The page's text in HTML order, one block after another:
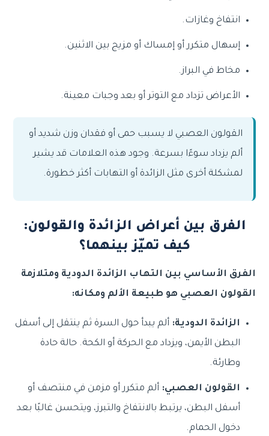
انتفاخ وغازات.
إسهال متكرر أو إمساك أو مزيج بين الاثنين.
مخاط في البراز.
الأعراض تزداد مع التوتر أو بعد وجبات معينة.
القولون العصبي لا يسبب حمى أو فقدان وزن شديد أو
ألم يزداد سوءًا بسرعة. وجود هذه العلامات قد يشير
لمشكلة أخرى مثل الزائدة أو التهابات أكثر خطورة.
الفرق بين أعراض الزائدة والقولون:
كيف تميّز بينهما؟
الفرق الأساسي بين التهاب الزائدة الدودية ومتلازمة
القولون العصبي هو طبيعة الألم ومكانه:
الزائدة الدودية: ألم يبدأ حول السرة ثم ينتقل إلى أسفل
البطن الأيمن، ويزداد مع الحركة أو الكحة. حالة حادة
وطارئة.
القولون العصبي: ألم متكرر أو مزمن في منتصف أو
أسفل البطن، يرتبط بالانتفاخ والتبرز، ويتحسن غالبًا بعد
دخول الحمام.